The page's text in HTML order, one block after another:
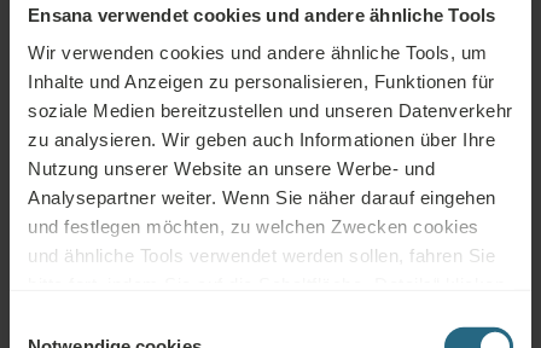
Ensana verwendet cookies und andere ähnliche Tools
Wir verwenden cookies und andere ähnliche Tools, um
Inhalte und Anzeigen zu personalisieren, Funktionen für
soziale Medien bereitzustellen und unseren Datenverkehr
zu analysieren. Wir geben auch Informationen über Ihre
Nutzung unserer Website an unsere Werbe- und
Analysepartner weiter. Wenn Sie näher darauf eingehen
und festlegen möchten, zu welchen Zwecken cookies
und ähnliche Tools verwendet werden sollen, fahren Sie
Schaltfläche „Alle aktivieren“ fort.
Entzündungsprozesse fördern oder hemmen, und auch
Faktoren wie Alkoholkonsum, Rauchen und Übergewicht
beeinflussen den Krankheitsverlauf erheblich. Qualifizierte
Ernährungsberater entwickeln individuelle Empfehlungen,
die sich realistisch in den Alltag integrieren lassen.
Da Stress als einer der Hauptauslöser für Psoriasis-
Schübe gilt, integrieren viele Programme
Stressbewältigungsmethoden . Techniken wie geführtes
besser umzugehen und die Stressreaktion des Körpers zu